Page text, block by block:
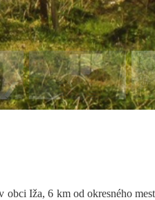
obci Iža, 6 km od okresného